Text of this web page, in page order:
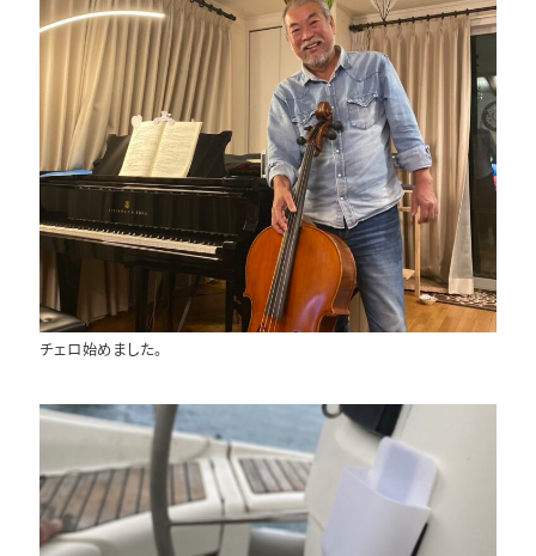
チェロ始めました。